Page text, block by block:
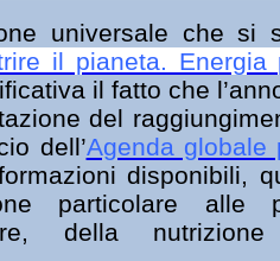
universale che si
il pianeta.
il fatto che
del
dell’Agenda globale
disponibili,
particolare alle
della nutrizione